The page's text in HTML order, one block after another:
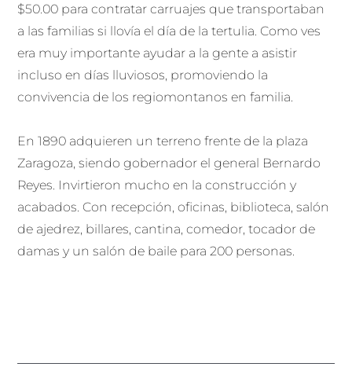
$50.00 para contratar carruajes que transportaban
a las familias si llovía el día de la tertulia. Como ves
era muy importante ayudar a la gente a asistir
incluso en días lluviosos, promoviendo la
convivencia de los regiomontanos en familia.
En 1890 adquieren un terreno frente de la plaza
Zaragoza, siendo gobernador el general Bernardo
Reyes. Invirtieron mucho en la construcción y
acabados. Con recepción, oficinas, biblioteca, salón
de ajedrez, billares, cantina, comedor, tocador de
damas y un salón de baile para 200 personas.